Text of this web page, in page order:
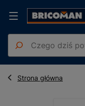
Strona główna
Front kuchenny do